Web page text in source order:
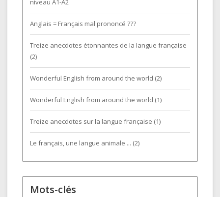
niveau A1-A2
Anglais = Français mal prononcé ???
Treize anecdotes étonnantes de la langue française
(2)
Wonderful English from around the world (2)
Wonderful English from around the world (1)
Treize anecdotes sur la langue française (1)
Le français, une langue animale ... (2)
Mots-clés